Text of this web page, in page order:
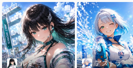
ルミ アストラ